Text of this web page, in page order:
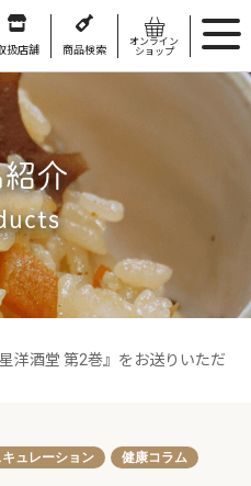
扱店舗 商品検索
オンライン
ショップ
介
洋酒堂 第2巻』をお送りいただ
ュレーション
健康コラム